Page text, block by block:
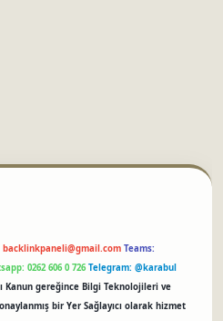
backlinkpaneli@gmail.com Teams:
0262 606 0 726 Telegram: @karabul
Kanun gereğince Bilgi Teknolojileri ve
bir Yer Sağlayıcı olarak hizmet